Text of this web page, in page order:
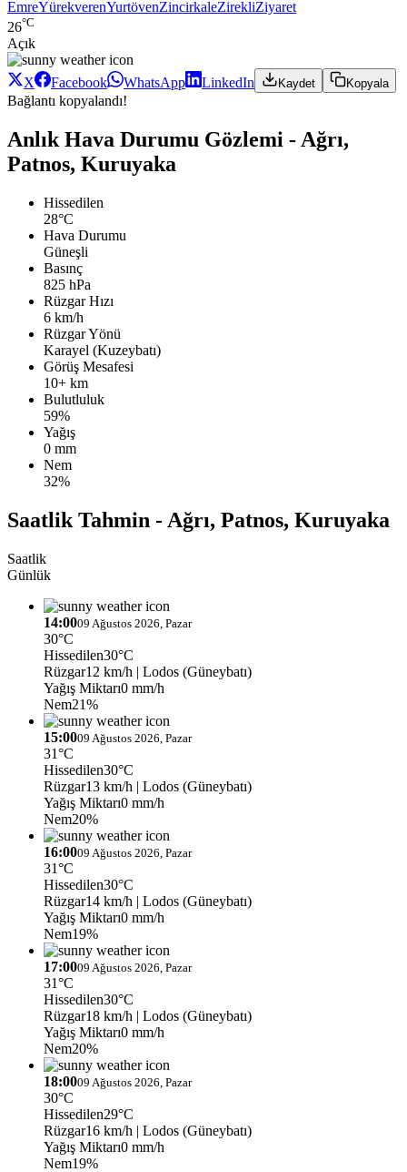
EmreYürekverenYurtövenZincirkaleZirekliZiyaret
26°C
Açık
X Facebook WhatsApp LinkedIn Kaydet Kopyala
Bağlantı kopyalandı!
Anlık Hava Durumu Gözlemi - Ağrı,
Patnos, Kuruyaka
Hissedilen
28°C
Hava Durumu
Güneşli
Basınç
825 hPa
Rüzgar Hızı
6 km/h
Rüzgar Yönü
Karayel (Kuzeybatı)
Görüş Mesafesi
10+ km
Bulutluluk
59%
Yağış
0 mm
Nem
32%
Saatlik Tahmin - Ağrı, Patnos, Kuruyaka
Saatlik
Günlük
14:0009 Ağustos 2026, Pazar
30°C
Hissedilen30°C
Rüzgar12 km/h | Lodos (Güneybatı)
Yağış Miktarı0 mm/h
Nem21%
15:0009 Ağustos 2026, Pazar
31°C
Hissedilen30°C
Rüzgar13 km/h | Lodos (Güneybatı)
Yağış Miktarı0 mm/h
Nem20%
16:0009 Ağustos 2026, Pazar
31°C
Hissedilen30°C
Rüzgar14 km/h | Lodos (Güneybatı)
Yağış Miktarı0 mm/h
Nem19%
17:0009 Ağustos 2026, Pazar
31°C
Hissedilen30°C
Rüzgar18 km/h | Lodos (Güneybatı)
Yağış Miktarı0 mm/h
Nem20%
18:0009 Ağustos 2026, Pazar
30°C
Hissedilen29°C
Rüzgar16 km/h | Lodos (Güneybatı)
Yağış Miktarı0 mm/h
Nem19%